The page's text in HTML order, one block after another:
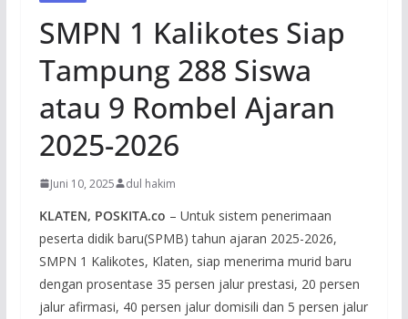
SMPN 1 Kalikotes Siap
Tampung 288 Siswa
atau 9 Rombel Ajaran
2025-2026
Juni 10, 2025 dul hakim
KLATEN, POSKITA.co – Untuk sistem penerimaan
peserta didik baru(SPMB) tahun ajaran 2025-2026,
SMPN 1 Kalikotes, Klaten, siap menerima murid baru
dengan prosentase 35 persen jalur prestasi, 20 persen
jalur afirmasi, 40 persen jalur domisili dan 5 persen jalur